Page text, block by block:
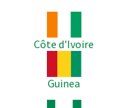
Côte d'Ivoire
Guinea